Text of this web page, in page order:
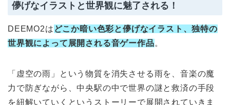
儚げなイラストと世界観に魅了される！
DEEMO2は どこか暗い色彩と儚げなイラスト、独特の
世界観によって展開される音ゲー作品。
「虚空の雨」という物質を消失させる雨を、音楽の魔
力で防ぎながら、中央駅の中で世界の謎と救済の手段
を紐解いていくというストーリーで展開されていきま